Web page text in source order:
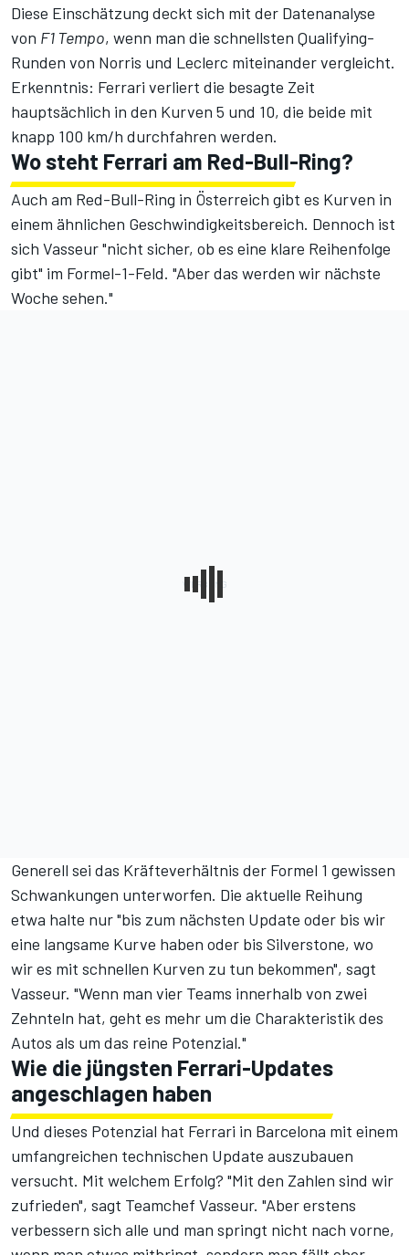
Diese Einschätzung deckt sich mit der Datenanalyse
von F1 Tempo, wenn man die schnellsten Qualifying-
Runden von Norris und Leclerc miteinander vergleicht.
Erkenntnis: Ferrari verliert die besagte Zeit
hauptsächlich in den Kurven 5 und 10, die beide mit
knapp 100 km/h durchfahren werden.
Wo steht Ferrari am Red-Bull-Ring?
Auch am Red-Bull-Ring in Österreich gibt es Kurven in
einem ähnlichen Geschwindigkeitsbereich. Dennoch ist
sich Vasseur "nicht sicher, ob es eine klare Reihenfolge
gibt" im Formel-1-Feld. "Aber das werden wir nächste
Woche sehen."
Generell sei das Kräfteverhältnis der Formel 1 gewissen
Schwankungen unterworfen. Die aktuelle Reihung
etwa halte nur "bis zum nächsten Update oder bis wir
eine langsame Kurve haben oder bis Silverstone, wo
wir es mit schnellen Kurven zu tun bekommen", sagt
Vasseur. "Wenn man vier Teams innerhalb von zwei
Zehnteln hat, geht es mehr um die Charakteristik des
Autos als um das reine Potenzial."
Wie die jüngsten Ferrari-Updates
angeschlagen haben
Und dieses Potenzial hat Ferrari in Barcelona mit einem
umfangreichen technischen Update auszubauen
versucht. Mit welchem Erfolg? "Mit den Zahlen sind wir
zufrieden", sagt Teamchef Vasseur. "Aber erstens
verbessern sich alle und man springt nicht nach vorne,